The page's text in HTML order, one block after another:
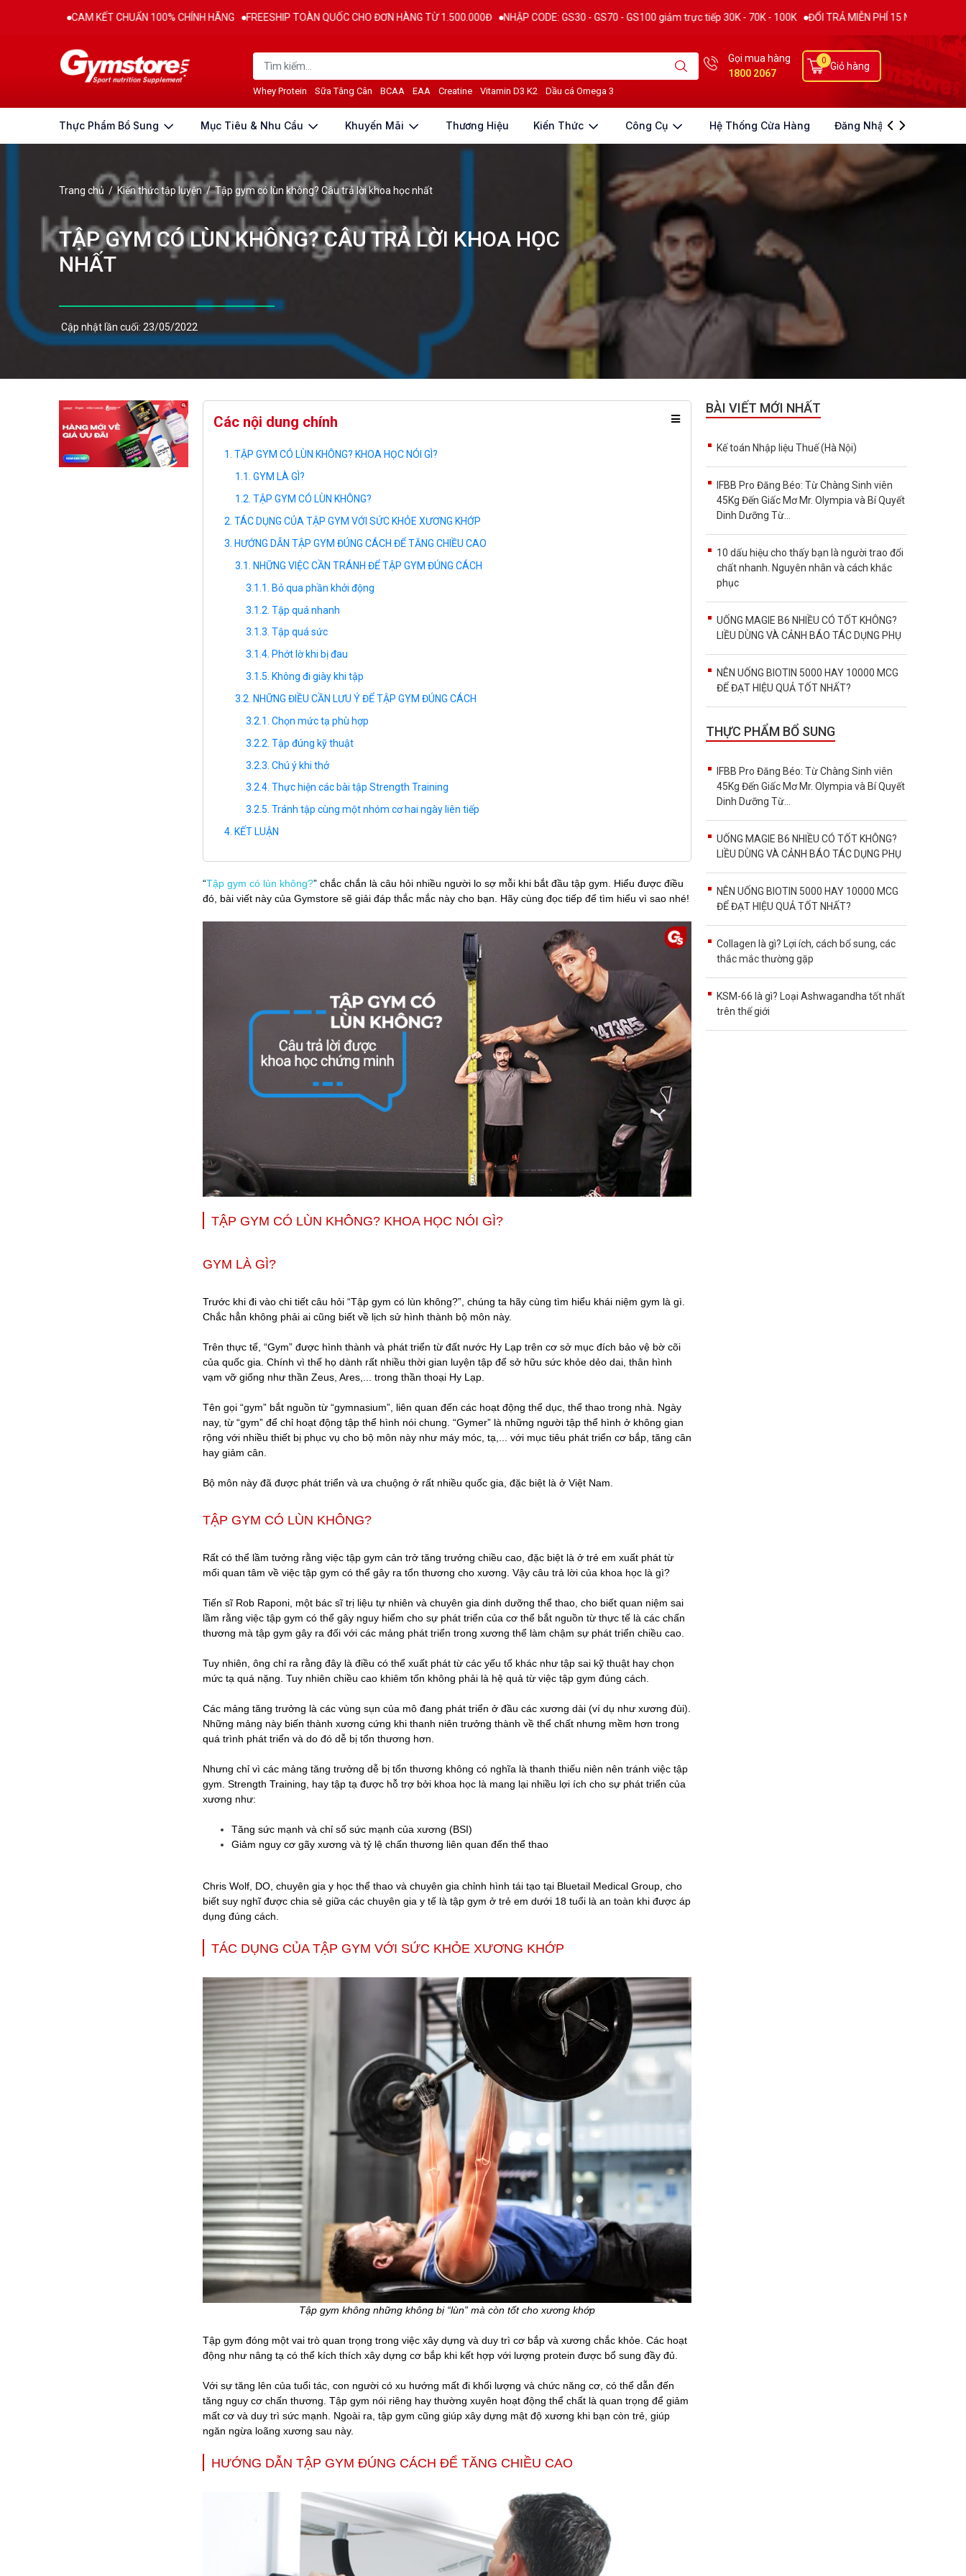
KẾT CHUẨN 100% CHÍNH HÃNG FREESHIP TOÀN QUỐC CHO ĐƠN HÀNG TỪ 1.500.000Đ NHẬP CODE: GS30 - GS70 - GS100 giảm trực tiếp 30K - 70K - 100K ĐỔI TRẢ MIỄN PHÍ 15 NGÀY THƯƠNG HIỆU
Whey Protein Sữa Tăng Cân BCAA EAA Creatine Vitamin D3 K2 Dầu cá Omega 3
Gọi mua hàng
1800 2067
Giỏ hàng
0
Thực Phẩm Bổ Sung Mục Tiêu & Nhu Cầu Khuyến Mãi Thương Hiệu Kiến Thức Công Cụ Hệ Thống Cửa Hàng Đăng Nhập
Trang chủ / Kiến thức tập luyện/Tập gym có lùn không? Câu trả lời khoa học nhất
TẬP GYM CÓ LÙN KHÔNG? CÂU TRẢ LỜI KHOA HỌC
NHẤT
Cập nhật lần cuối: 23/05/2022
Các nội dung chính
TẬP GYM CÓ LÙN KHÔNG? KHOA HỌC NÓI GÌ?
GYM LÀ GÌ?
TẬP GYM CÓ LÙN KHÔNG?
TÁC DỤNG CỦA TẬP GYM VỚI SỨC KHỎE XƯƠNG KHỚP
HƯỚNG DẪN TẬP GYM ĐÚNG CÁCH ĐỂ TĂNG CHIỀU CAO
NHỮNG VIỆC CẦN TRÁNH ĐỂ TẬP GYM ĐÚNG CÁCH
Bỏ qua phần khởi động
Tập quá nhanh
Tập quá sức
Phớt lờ khi bị đau
Không đi giày khi tập
NHỮNG ĐIỀU CẦN LƯU Ý ĐỂ TẬP GYM ĐÚNG CÁCH
Chọn mức tạ phù hợp
Tập đúng kỹ thuật
Chú ý khi thở
Thực hiện các bài tập Strength Training
Tránh tập cùng một nhóm cơ hai ngày liên tiếp
KẾT LUẬN
“Tập gym có lùn không?” chắc chắn là câu hỏi nhiều người lo sợ mỗi khi bắt đầu tập gym. Hiểu được điều
đó, bài viết này của Gymstore sẽ giải đáp thắc mắc này cho bạn. Hãy cùng đọc tiếp để tìm hiểu vì sao nhé!
TẬP GYM CÓ LÙN KHÔNG? KHOA HỌC NÓI GÌ?
GYM LÀ GÌ?
Trước khi đi vào chi tiết câu hỏi “Tập gym có lùn không?”, chúng ta hãy cùng tìm hiểu khái niệm gym là gì.
Chắc hẳn không phải ai cũng biết về lịch sử hình thành bộ môn này.
Trên thực tế, “Gym” được hình thành và phát triển từ đất nước Hy Lạp trên cơ sở mục đích bảo vệ bờ cõi
của quốc gia. Chính vì thế họ dành rất nhiều thời gian luyện tập để sở hữu sức khỏe dẻo dai, thân hình
vạm vỡ giống như thần Zeus, Ares,... trong thần thoại Hy Lạp.
Tên gọi “gym” bắt nguồn từ “gymnasium”, liên quan đến các hoạt động thể dục, thể thao trong nhà. Ngày
nay, từ “gym” để chỉ hoạt động tập thể hình nói chung. “Gymer” là những người tập thể hình ở không gian
rộng với nhiều thiết bị phục vụ cho bộ môn này như máy móc, tạ,... với mục tiêu phát triển cơ bắp, tăng cân
hay giảm cân.
Bộ môn này đã được phát triển và ưa chuộng ở rất nhiều quốc gia, đặc biệt là ở Việt Nam.
TẬP GYM CÓ LÙN KHÔNG?
Rất có thể lầm tưởng rằng việc tập gym cản trở tăng trưởng chiều cao, đặc biệt là ở trẻ em xuất phát từ
mối quan tâm về việc tập gym có thể gây ra tổn thương cho xương. Vậy câu trả lời của khoa học là gì?
Tiến sĩ Rob Raponi, một bác sĩ trị liệu tự nhiên và chuyên gia dinh dưỡng thể thao, cho biết quan niệm sai
lầm rằng việc tập gym có thể gây nguy hiểm cho sự phát triển của cơ thể bắt nguồn từ thực tế là các chấn
thương mà tập gym gây ra đối với các mảng phát triển trong xương thể làm chậm sự phát triển chiều cao.
Tuy nhiên, ông chỉ ra rằng đây là điều có thể xuất phát từ các yếu tố khác như tập sai kỹ thuật hay chọn
mức tạ quá nặng. Tuy nhiên chiều cao khiêm tốn không phải là hệ quả từ việc tập gym đúng cách.
Các mảng tăng trưởng là các vùng sụn của mô đang phát triển ở đầu các xương dài (ví dụ như xương đùi).
Những mảng này biến thành xương cứng khi thanh niên trưởng thành về thể chất nhưng mềm hơn trong
quá trình phát triển và do đó dễ bị tổn thương hơn.
Nhưng chỉ vì các mảng tăng trưởng dễ bị tổn thương không có nghĩa là thanh thiếu niên nên tránh việc tập
gym. Strength Training, hay tập tạ được hỗ trợ bởi khoa học là mang lại nhiều lợi ích cho sự phát triển của
xương như:
Tăng sức mạnh và chỉ số sức mạnh của xương (BSI)
Giảm nguy cơ gãy xương và tỷ lệ chấn thương liên quan đến thể thao
Chris Wolf, DO, chuyên gia y học thể thao và chuyên gia chỉnh hình tái tạo tại Bluetail Medical Group, cho
biết suy nghĩ được chia sẻ giữa các chuyên gia y tế là tập gym ở trẻ em dưới 18 tuổi là an toàn khi được áp
dụng đúng cách.
TÁC DỤNG CỦA TẬP GYM VỚI SỨC KHỎE XƯƠNG KHỚP
Tập gym không những không bị “lùn” mà còn tốt cho xương khớp
Tập gym đóng một vai trò quan trọng trong việc xây dựng và duy trì cơ bắp và xương chắc khỏe. Các hoạt
động như nâng tạ có thể kích thích xây dựng cơ bắp khi kết hợp với lượng protein được bổ sung đầy đủ.
Với sự tăng lên của tuổi tác, con người có xu hướng mất đi khối lượng và chức năng cơ, có thể dẫn đến
tăng nguy cơ chấn thương. Tập gym nói riêng hay thường xuyên hoạt động thể chất là quan trọng để giảm
mất cơ và duy trì sức mạnh. Ngoài ra, tập gym cũng giúp xây dựng mật độ xương khi bạn còn trẻ, giúp
ngăn ngừa loãng xương sau này.
HƯỚNG DẪN TẬP GYM ĐÚNG CÁCH ĐỂ TĂNG CHIỀU CAO
BÀI VIẾT MỚI NHẤT
Kế toán Nhập liệu Thuế (Hà Nội)
IFBB Pro Đăng Béo: Từ Chàng Sinh viên
45Kg Đến Giấc Mơ Mr. Olympia và Bí Quyết
Dinh Dưỡng Từ...
10 dấu hiệu cho thấy bạn là người trao đổi
chất nhanh. Nguyên nhân và cách khắc
phục
UỐNG MAGIE B6 NHIỀU CÓ TỐT KHÔNG?
LIỀU DÙNG VÀ CẢNH BÁO TÁC DỤNG PHỤ
NÊN UỐNG BIOTIN 5000 HAY 10000 MCG
ĐỂ ĐẠT HIỆU QUẢ TỐT NHẤT?
THỰC PHẨM BỔ SUNG
IFBB Pro Đăng Béo: Từ Chàng Sinh viên
45Kg Đến Giấc Mơ Mr. Olympia và Bí Quyết
Dinh Dưỡng Từ...
UỐNG MAGIE B6 NHIỀU CÓ TỐT KHÔNG?
LIỀU DÙNG VÀ CẢNH BÁO TÁC DỤNG PHỤ
NÊN UỐNG BIOTIN 5000 HAY 10000 MCG
ĐỂ ĐẠT HIỆU QUẢ TỐT NHẤT?
Collagen là gì? Lợi ích, cách bổ sung, các
thắc mắc thường gặp
KSM-66 là gì? Loại Ashwagandha tốt nhất
trên thế giới